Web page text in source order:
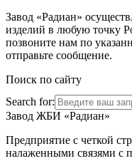
Завод «Радиан»
изделий в любую точку
позвоните нам по
отправьте сообщение.
Поиск по сайту
Search for:
Завод ЖБИ «Радиан»
Предприятие с четкой
налаженными связями с